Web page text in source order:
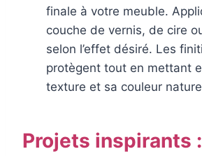
finale à votre meuble.
couche de vernis, de cire
selon l’effet désiré. Les
protègent tout en mettant
texture et sa couleur
Projets inspirants